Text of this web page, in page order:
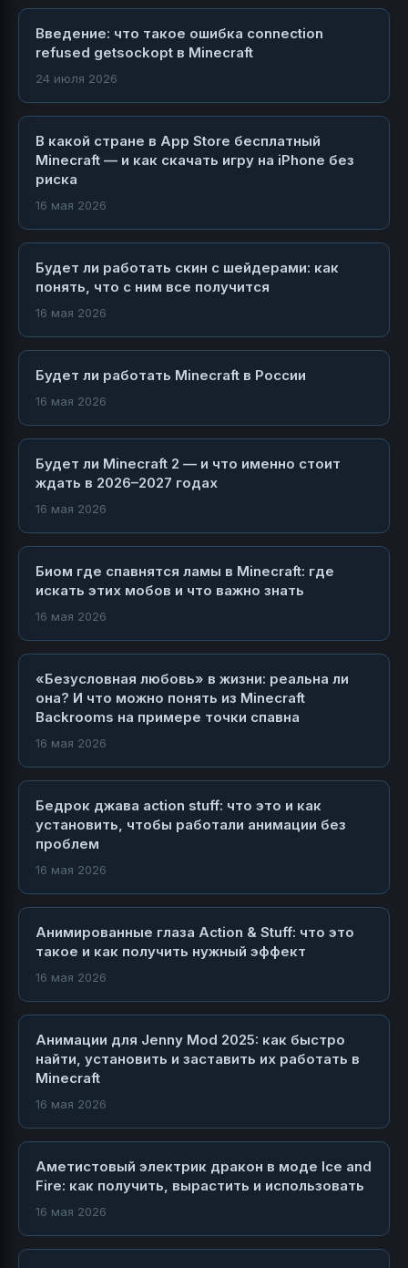
Введение: что такое ошибка connection
refused getsockopt в Minecraft
24 июля 2026
В какой стране в App Store бесплатный
Minecraft — и как скачать игру на iPhone без
риска
16 мая 2026
Будет ли работать скин с шейдерами: как
понять, что с ним все получится
16 мая 2026
Будет ли работать Minecraft в России
16 мая 2026
Будет ли Minecraft 2 — и что именно стоит
ждать в 2026–2027 годах
16 мая 2026
Биом где спавнятся ламы в Minecraft: где
искать этих мобов и что важно знать
16 мая 2026
«Безусловная любовь» в жизни: реальна ли
она? И что можно понять из Minecraft
Backrooms на примере точки спавна
16 мая 2026
Бедрок джава action stuff: что это и как
установить, чтобы работали анимации без
проблем
16 мая 2026
Анимированные глаза Action & Stuff: что это
такое и как получить нужный эффект
16 мая 2026
Анимации для Jenny Mod 2025: как быстро
найти, установить и заставить их работать в
Minecraft
16 мая 2026
Аметистовый электрик дракон в моде Ice and
Fire: как получить, вырастить и использовать
16 мая 2026